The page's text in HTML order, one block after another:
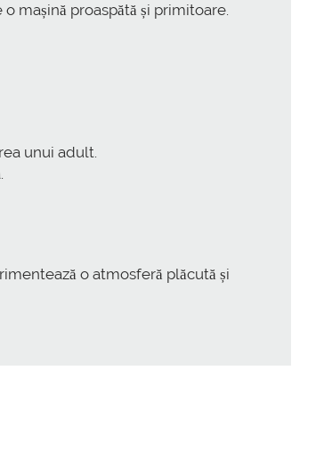
mașină proaspătă și primitoare.
unui adult.
o atmosferă plăcută și